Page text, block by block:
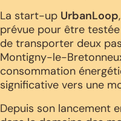
La start-up UrbanLoop
prévue pour être
de transporter deux
Montigny-le-
consommation
significative vers une
Depuis son lancement